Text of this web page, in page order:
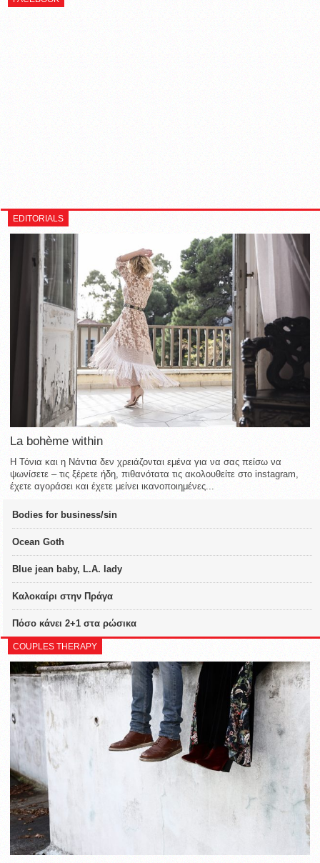
EDITORIALS
La bohème within
Η Τόνια και η Νάντια δεν χρειάζονται εμένα για να σας πείσω να
ψωνίσετε – τις ξέρετε ήδη, πιθανότατα τις ακολουθείτε στο instagram,
έχετε αγοράσει και έχετε μείνει ικανοποιημένες...
Bodies for business/sin
Ocean Goth
Blue jean baby, L.A. lady
Καλοκαίρι στην Πράγα
Πόσο κάνει 2+1 στα ρώσικα
COUPLES THERAPY